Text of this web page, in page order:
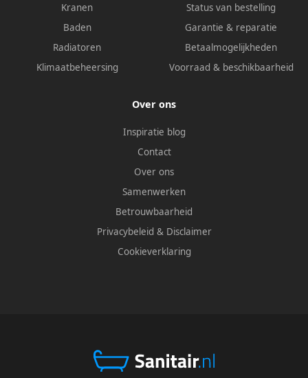
Kranen
Baden
Radiatoren
Klimaatbeheersing
Status van bestelling
Garantie & reparatie
Betaalmogelijkheden
Voorraad & beschikbaarheid
Over ons
Inspiratie blog
Contact
Over ons
Samenwerken
Betrouwbaarheid
Privacybeleid & Disclaimer
Cookieverklaring